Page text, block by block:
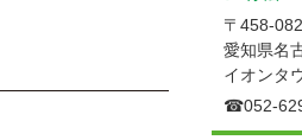
〒458-
愛知県名
イオンタ
☎︎052-